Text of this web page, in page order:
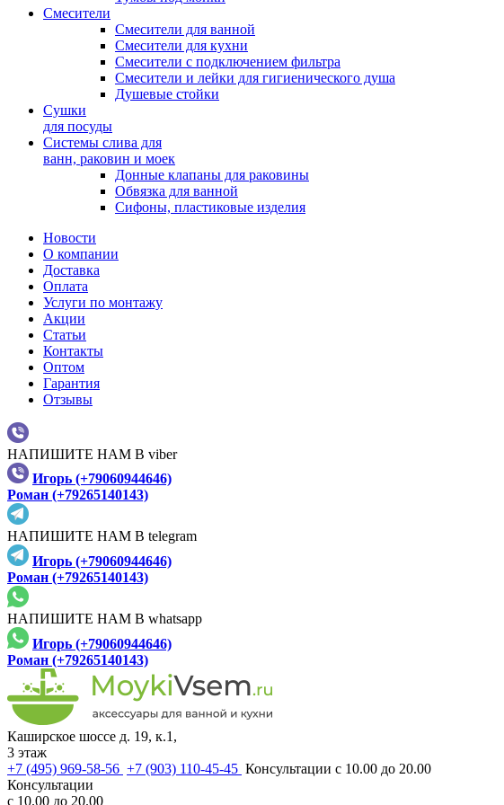
Смесители
Смесители для ванной
Смесители для кухни
Смесители с подключением фильтра
Cмесители и лейки для гигиенического душа
Душевые стойки
Сушки
для посуды
Системы слива для
ванн, раковин и моек
Донные клапаны для раковины
Обвязка для ванной
Сифоны, пластиковые изделия
Новости
О компании
Доставка
Оплата
Услуги по монтажу
Акции
Статьи
Контакты
Оптом
Гарантия
Отзывы
НАПИШИТЕ НАМ В viber
Игорь (+79060944646)
Роман (+79265140143)
НАПИШИТЕ НАМ В telegram
Игорь (+79060944646)
Роман (+79265140143)
НАПИШИТЕ НАМ В whatsapp
Игорь (+79060944646)
Роман (+79265140143)
Каширское шоссе д. 19, к.1,
3 этаж
+7 (495) 969-58-56 +7 (903) 110-45-45 Консультации с 10.00 до 20.00
Консультации
с 10.00 до 20.00